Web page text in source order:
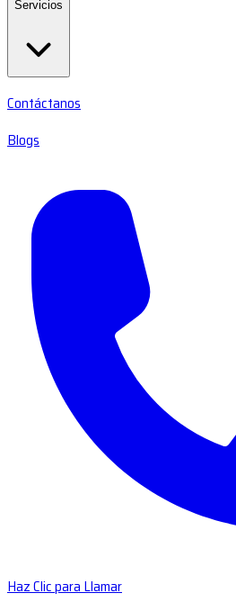
Servicios
Contáctanos
Blogs
Haz Clic para Llamar